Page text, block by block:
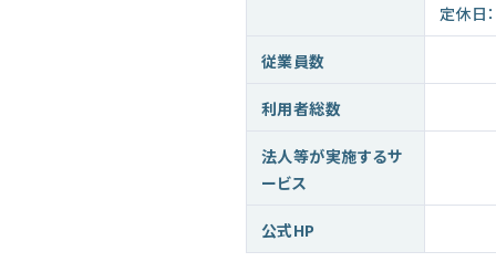
定休日：
従業員数
利用者総数
法人等が実施するサ
ービス
公式HP